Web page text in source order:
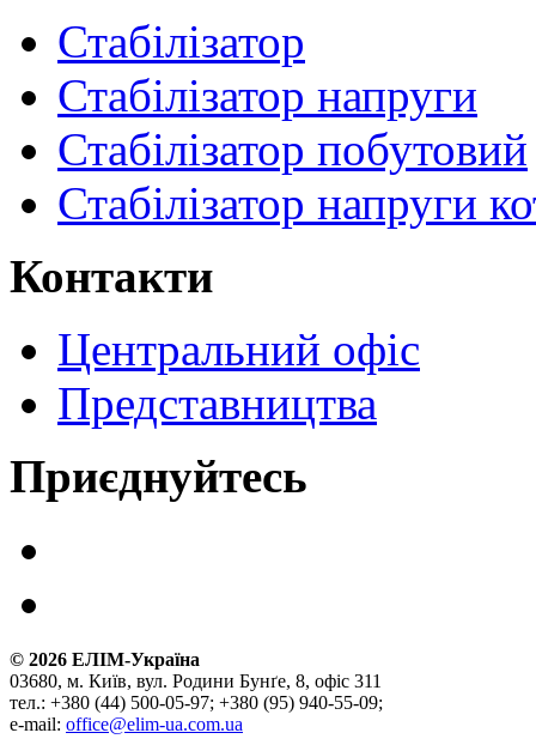
Стабілізатор
Стабілізатор напруги
Стабілізатор побутовий
Стабілізатор напруги
Контакти
Центральний офіс
Представництва
Приєднуйтесь
© 2026 ЕЛІМ-Україна
03680, м. Київ, вул. Родини Бунґе, 8, офіс 311
тел.: +380 (44) 500-05-97; +380 (95) 940-55-09;
e-mail: office@elim-ua.com.ua